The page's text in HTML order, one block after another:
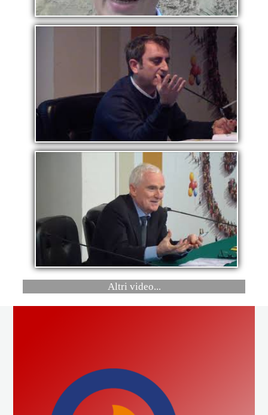
Altri video...